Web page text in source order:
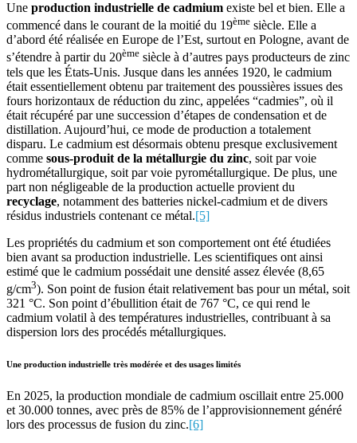
Une production industrielle de cadmium existe bel et bien. Elle a
commencé dans le courant de la moitié du 19ème siècle. Elle a
d’abord été réalisée en Europe de l’Est, surtout en Pologne, avant de
s’étendre à partir du 20ème siècle à d’autres pays producteurs de zinc
tels que les États-Unis. Jusque dans les années 1920, le cadmium
était essentiellement obtenu par traitement des poussières issues des
fours horizontaux de réduction du zinc, appelées “cadmies”, où il
était récupéré par une succession d’étapes de condensation et de
distillation. Aujourd’hui, ce mode de production a totalement
disparu. Le cadmium est désormais obtenu presque exclusivement
comme sous-produit de la métallurgie du zinc, soit par voie
hydrométallurgique, soit par voie pyrométallurgique. De plus, une
part non négligeable de la production actuelle provient du
recyclage, notamment des batteries nickel-cadmium et de divers
résidus industriels contenant ce métal.[5]
Les propriétés du cadmium et son comportement ont été étudiées
bien avant sa production industrielle. Les scientifiques ont ainsi
estimé que le cadmium possédait une densité assez élevée (8,65
g/cm3). Son point de fusion était relativement bas pour un métal, soit
321 °C. Son point d’ébullition était de 767 °C, ce qui rend le
cadmium volatil à des températures industrielles, contribuant à sa
dispersion lors des procédés métallurgiques.
Une production industrielle très modérée et des usages limités
En 2025, la production mondiale de cadmium oscillait entre 25.000
et 30.000 tonnes, avec près de 85% de l’approvisionnement généré
lors des processus de fusion du zinc.[6]